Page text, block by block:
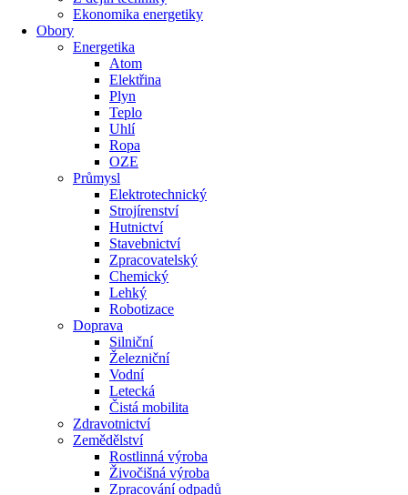
Ekonomika energetiky
Obory
Energetika
Atom
Elektřina
Plyn
Teplo
Uhlí
Ropa
OZE
Průmysl
Elektrotechnický
Strojírenství
Hutnictví
Stavebnictví
Zpracovatelský
Chemický
Lehký
Robotizace
Doprava
Silniční
Železniční
Vodní
Letecká
Čistá mobilita
Zdravotnictví
Zemědělství
Rostlinná výroba
Živočišná výroba
Zpracování odpadů